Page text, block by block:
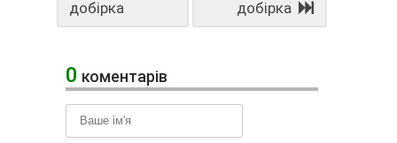
добірка добірка
0 коментарів